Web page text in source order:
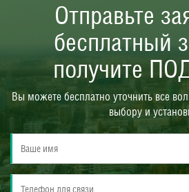
Отправьте
бесплатный
получите
Вы можете бесплатно уточнить все
выбору и